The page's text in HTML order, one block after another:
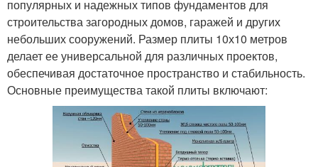
популярных и надежных типов фундаментов для
строительства загородных домов, гаражей и других
небольших сооружений. Размер плиты 10х10 метров
делает ее универсальной для различных проектов,
обеспечивая достаточное пространство и стабильность.
Основные преимущества такой плиты включают: